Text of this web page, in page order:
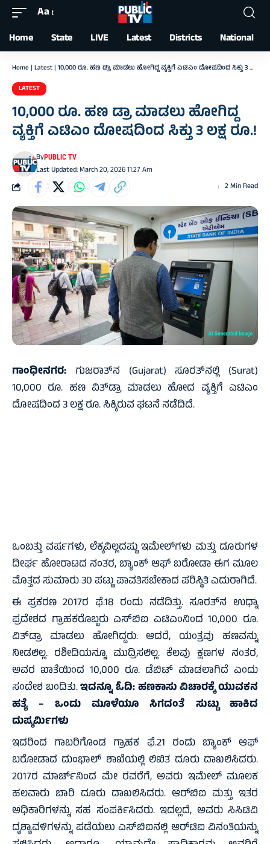
Font
Resizer
Aa
Home State LIVE Latest Districts National
Home | Latest | 10,000 ರೂ. ಹಣ ಡ್ರಾ ಮಾಡಲು ಹೋಗಿದ್ದ ವ್ಯಕ್ತಿಗೆ ಎಟಿಎಂ ದೋಷದಿಂದ ಸಿಕ್ತು 3 ಲಕ್ಷ ರೂ.!
LATEST
10,000 ರೂ. ಹಣ ಡ್ರಾ ಮಾಡಲು ಹೋಗಿದ್ದ
ವ್ಯಕ್ತಿಗೆ ಎಟಿಎಂ ದೋಷದಿಂದ ಸಿಕ್ತು 3 ಲಕ್ಷ ರೂ.!
Last Updated: March 20, 2026 11:27 Am
ByPUBLIC TV
2 Min Read
ಗಾಂಧೀನಗರ: ಗುಜರಾತ್‌ನ (Gujarat) ಸೂರತ್‌ನಲ್ಲಿ (Surat)
10,000 ರೂ. ಹಣ ವಿತ್‌ಡ್ರಾ ಮಾಡಲು ಹೋದ ವ್ಯಕ್ತಿಗೆ ಎಟಿಎಂ
ದೋಷದಿಂದ 3 ಲಕ್ಷ ರೂ. ಸಿಕ್ಕಿರುವ ಘಟನೆ ನಡೆದಿದೆ.
ಒಂಬತ್ತು ವರ್ಷಗಳು, ಲೆಕ್ಕವಿಲ್ಲದಷ್ಟು ಇಮೇಲ್‌ಗಳು ಮತ್ತು ದೂರುಗಳ
ದೀರ್ಘ ಹೋರಾಟದ ನಂತರ, ಬ್ಯಾಂಕ್ ಆಫ್ ಬರೋಡಾ ಈಗ ಮೂಲ
ಮೊತ್ತದ ಸುಮಾರು 30 ಪಟ್ಟು ಪಾವತಿಸಬೇಕಾದ ಪರಿಸ್ಥಿತಿ ಎದುರಾಗಿದೆ.
ಈ ಪ್ರಕರಣ 2017ರ ಫೆ.18 ರಂದು ನಡೆದಿತ್ತು. ಸೂರತ್‌ನ ಉಧ್ನಾ
ಪ್ರದೇಶದ ಗ್ರಾಹಕರೊಬ್ಬರು ಎಸ್‌ಬಿಐ ಎಟಿಎಂನಿಂದ 10,000 ರೂ.
ವಿತ್‌ಡ್ರಾ ಮಾಡಲು ಹೋಗಿದ್ದರು. ಆದರೆ, ಯಂತ್ರವು ಹಣವನ್ನು
ನೀಡಲಿಲ್ಲ. ರಶೀದಿಯನ್ನೂ ಮುದ್ರಿಸಲಿಲ್ಲ. ಕೆಲವು ಕ್ಷಣಗಳ ನಂತರ,
ಅವರ ಖಾತೆಯಿಂದ 10,000 ರೂ. ಡೆಬಿಟ್ ಮಾಡಲಾಗಿದೆ ಎಂದು
ಸಂದೇಶ ಬಂದಿತು.ಇದನ್ನೂ ಓದಿ:ಹಣಕಾಸು ವಿಚಾರಕ್ಕೆ ಯುವಕನ
ಹತ್ಯೆ – ಒಂದು ಮೂಳೆಯೂ ಸಿಗದಂತೆ ಸುಟ್ಟು ಹಾಕಿದ
ದುಷ್ಕರ್ಮಿಗಳು
ಇದರಿಂದ ಗಾಬರಿಗೊಂಡ ಗ್ರಾಹಕ ಫೆ.21 ರಂದು ಬ್ಯಾಂಕ್ ಆಫ್
ಬರೋಡಾದ ದುಂಭಾಲ್ ಶಾಖೆಯಲ್ಲಿ ಲಿಖಿತ ದೂರು ದಾಖಲಿಸಿದರು.
2017ರ ಮಾರ್ಚ್‌ನಿಂದ ಮೇ ರವರೆಗೆ, ಅವರು ಇಮೇಲ್ ಮೂಲಕ
ಹಲವಾರು ಬಾರಿ ದೂರು ದಾಖಲಿಸಿದರು. ಆರ್‌ಬಿಐ ಮತ್ತು ಇತರ
ಅಧಿಕಾರಿಗಳನ್ನು ಸಹ ಸಂಪರ್ಕಿಸಿದರು. ಇದಲ್ಲದೆ, ಅವರು ಸಿಸಿಟಿವಿ
ದೃಶ್ಯಾವಳಿಗಳನ್ನು ಪಡೆಯಲು ಎಸ್‌ಬಿಐನಲ್ಲಿ ಆರ್‌ಟಿಐ ವಿನಂತಿಯನ್ನು